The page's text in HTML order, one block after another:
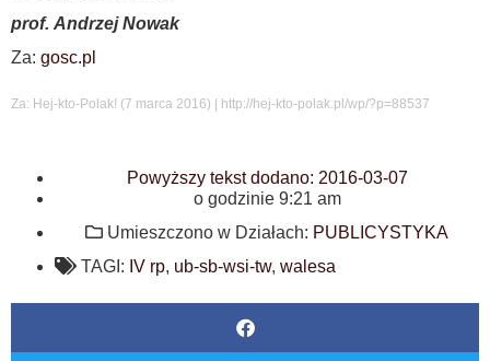
prof. Andrzej Nowak
Za: gosc.pl
Za: Hej-kto-Polak! (7 marca 2016) | http://hej-kto-polak.pl/wp/?p=88537
Powyższy tekst dodano: 2016-03-07
o godzinie 9:21 am
Umieszczono w Działach: PUBLICYSTYKA
TAGI: IV rp, ub-sb-wsi-tw, walesa